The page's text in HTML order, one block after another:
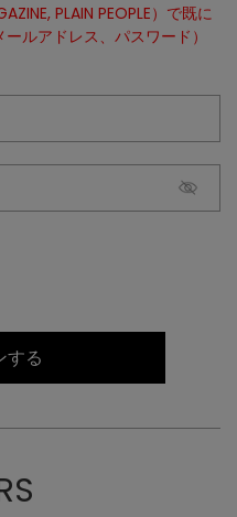
PLAIN PEOPLE）で既に
ルアドレス、パスワード）
する